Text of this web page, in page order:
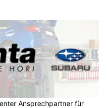
Ansprechpartner für